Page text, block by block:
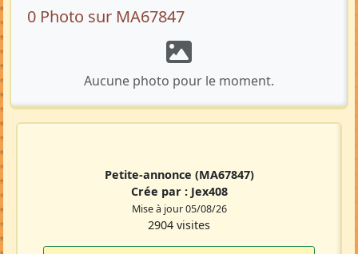
0 Photo sur MA67847
Aucune photo pour le moment.
Petite-annonce (MA67847)
Crée par : Jex408
Mise à jour 05/08/26
2904 visites